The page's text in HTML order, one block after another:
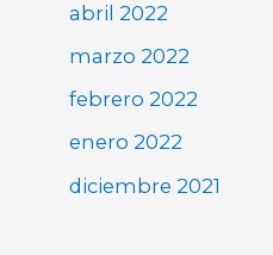
abril 2022
marzo 2022
febrero 2022
enero 2022
diciembre 2021